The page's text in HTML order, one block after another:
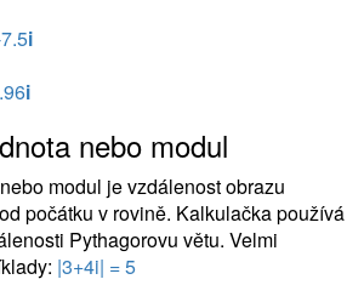
i
i
nebo modul
modul je vzdálenost obrazu
počátku v rovině. Kalkulačka používá
Pythagorovu větu. Velmi
|3+4i| = 5